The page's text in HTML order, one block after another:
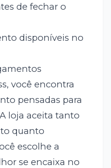
de fechar o
disponíveis no
você encontra
pensadas para
loja aceita tanto
quanto
escolhe a
se encaixa no